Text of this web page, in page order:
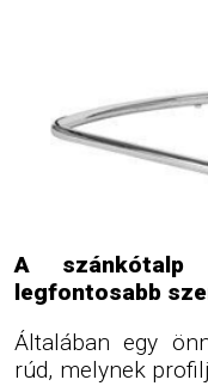
A
legfontosabb
Általában egy
rúd, melynek